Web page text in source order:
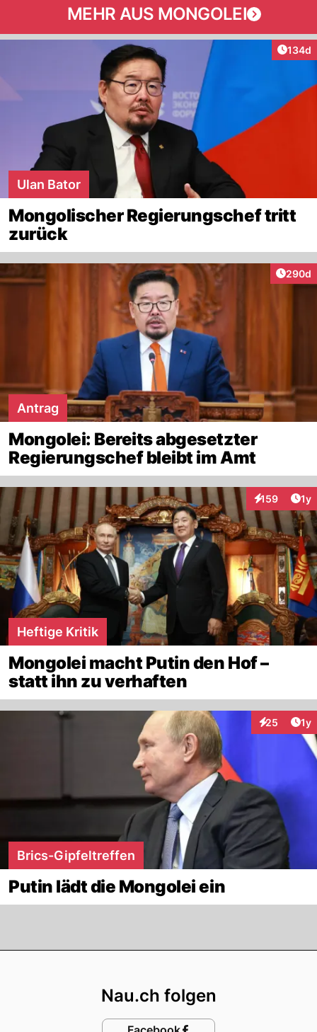
MEHR AUS MONGOLEI
134d
Ulan Bator
Mongolischer Regierungschef tritt
zurück
290d
Antrag
Mongolei: Bereits abgesetzter
Regierungschef bleibt im Amt
159
Interaktionen
1y
Heftige Kritik
Mongolei macht Putin den Hof –
statt ihn zu verhaften
25 1y
Brics-Gipfeltreffen
Putin lädt die Mongolei ein
Nau.ch folgen